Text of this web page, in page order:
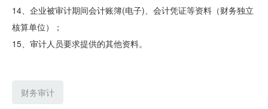
14、企业被审计期间会计账簿(电子)、会计凭证等资料（财务独立
核算单位）；
15、审计人员要求提供的其他资料。
财务审计